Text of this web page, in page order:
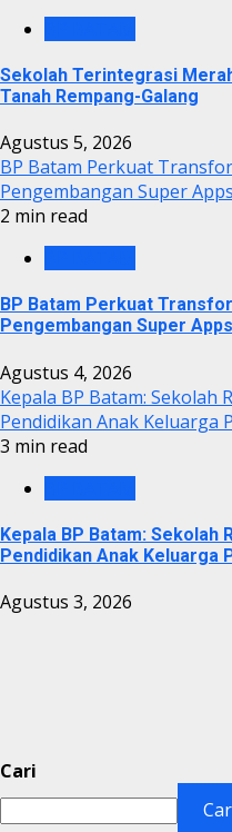
Sekolah Terintegrasi
Tanah Rempang-Galang
Agustus 5, 2026
BP Batam Perkuat
Pengembangan Super Apps
2 min read
BP Batam Perkuat
Pengembangan Super Apps
Agustus 4, 2026
Kepala BP Batam:
Pendidikan Anak Keluarga
3 min read
Kepala BP Batam:
Pendidikan Anak Keluarga
Agustus 3, 2026
Cari